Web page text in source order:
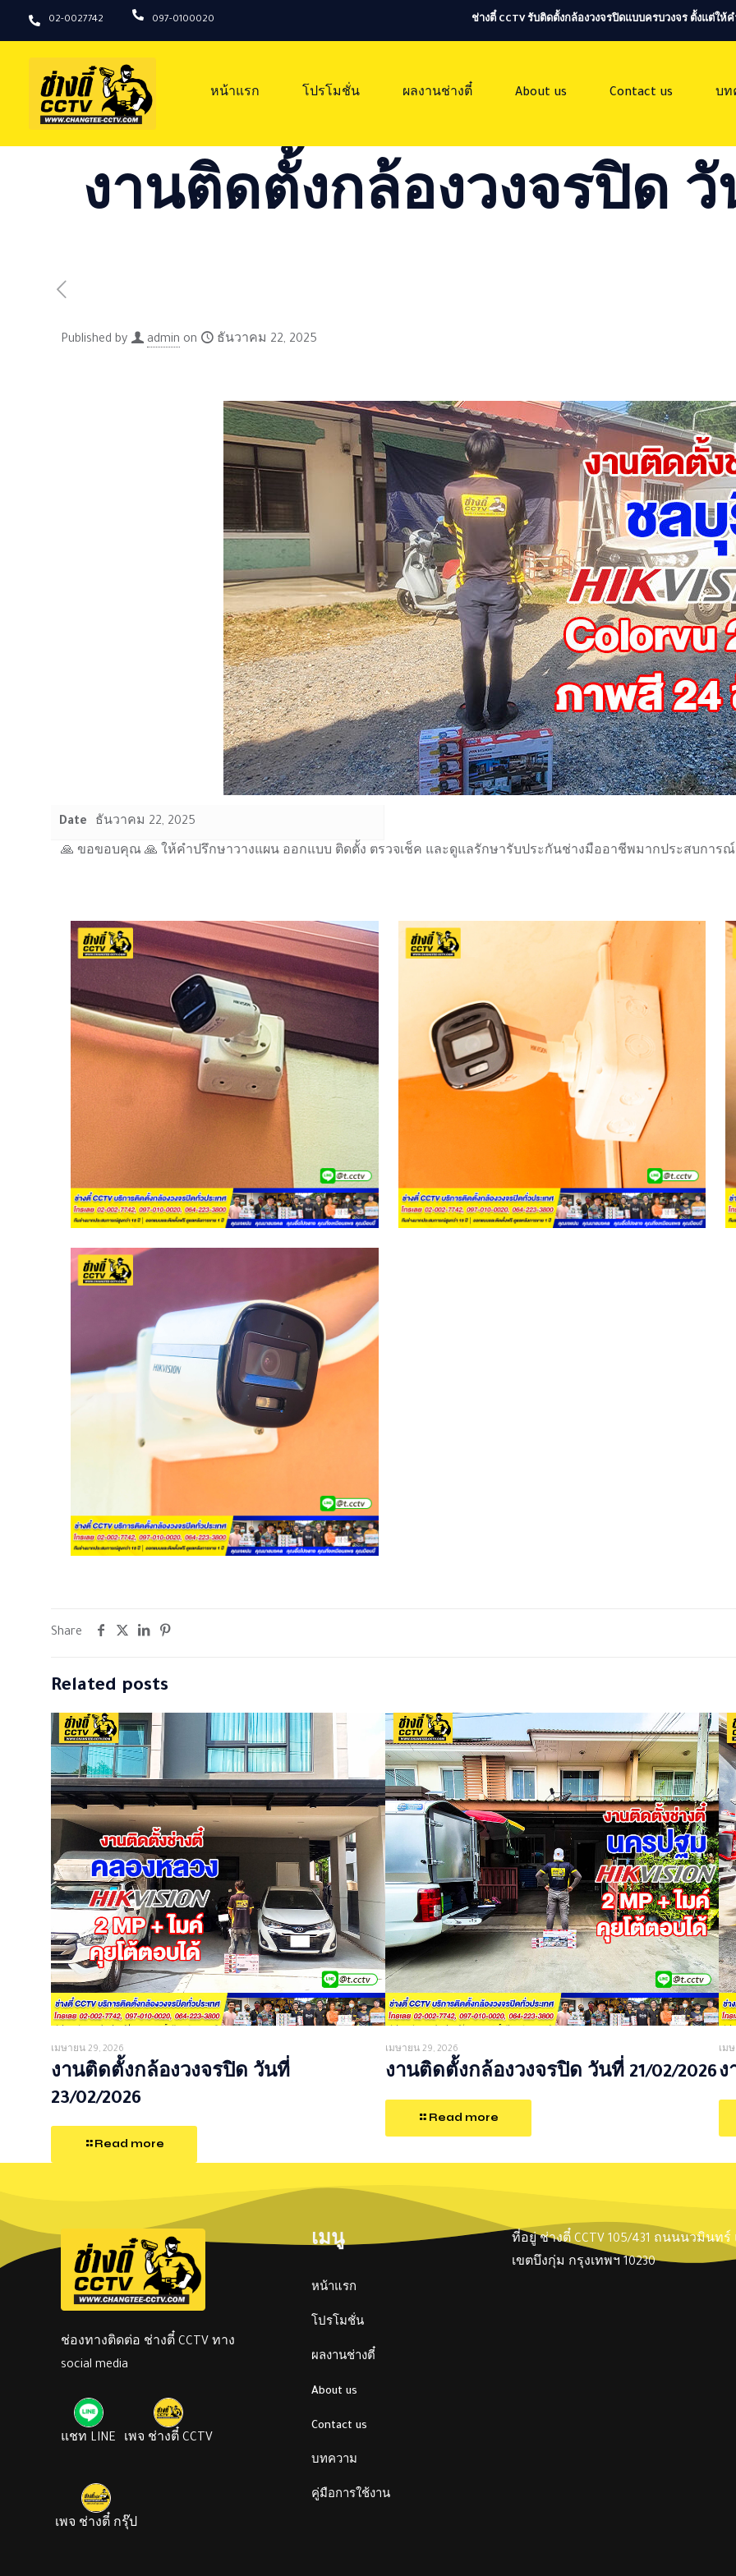
02-0027742 097-0100020 ช่างตี๋ CCTV รับติดตั้งกล้องวงจรปิดแบบครบวงจร ตั้งแต่
หน้าแรก โปรโมชั่น ผลงานช่างตี๋ About us Contact us บท
งานติดตั้งกล้องวงจรปิด วั
Published by admin on ธันวาคม 22, 2025
Date ธันวาคม 22, 2025
🙏 ขอขอบคุณ 🙏 ให้คำปรึกษาวางแผน ออกแบบ ติดตั้ง ตรวจเช็ค และดูแลรักษารับประกันช่างมืออาชีพมากประสบการณ์
Share
Related posts
เมษายน 29, 2026
งานติดตั้งกล้องวงจรปิด วันที่
23/02/2026
Read more
เมษายน 29, 2026
งานติดตั้งกล้องวงจรปิด วันที่ 21/02/2026
Read more
เม
ง
ช่องทางติดต่อ ช่างตี๋ CCTV ทาง
social media
แชท LINE เพจ ช่างตี๋ CCTV
เพจ ช่างตี๋ กรุ๊ป
เมนู
หน้าแรก
โปรโมชั่น
ผลงานช่างตี๋
About us
Contact us
บทความ
คู่มือการใช้งาน
ที่อยู่ ช่างตี๋ CCTV 105/431 ถนนนวมินท
เขตบึงกุ่ม กรุงเทพฯ 10230